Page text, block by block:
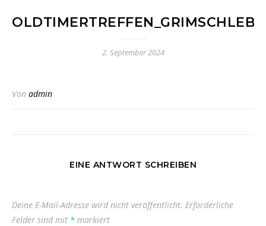
2. September 2024
Von admin
EINE ANTWORT SCHREIBEN
Deine E-Mail-Adresse wird nicht veröffentlicht. Erforderliche
Felder sind mit * markiert